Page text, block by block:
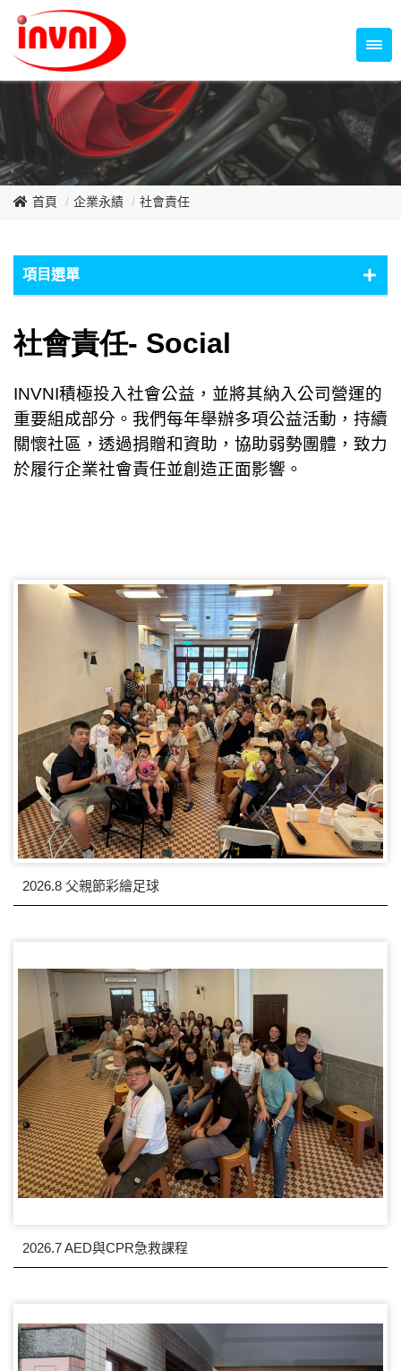
90~99mm Series
100mm 以上
首頁 企業永績 社會責任
項目選單
環境保護
社會責任
公司治理
人才招募
社會責任- Social
INVNI積極投入社會公益，並將其納入公司營運的
重要組成部分。我們每年舉辦多項公益活動，持續
關懷社區，透過捐贈和資助，協助弱勢團體，致力
於履行企業社會責任並創造正面影響。
2026.8 父親節彩繪足球
2026.7 AED與CPR急救課程